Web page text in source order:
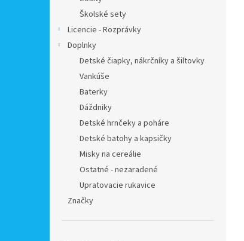
Školské sety
Licencie - Rozprávky
Doplnky
Detské čiapky, nákrčníky a šiltovky
Vankúše
Baterky
Dáždniky
Detské hrnčeky a poháre
Detské batohy a kapsičky
Misky na cereálie
Ostatné - nezaradené
Upratovacie rukavice
Značky